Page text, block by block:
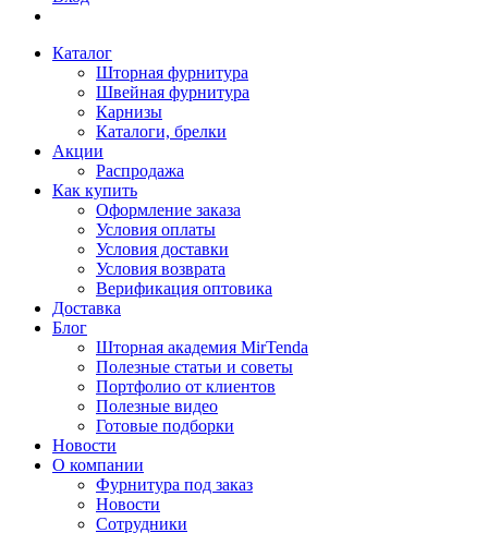
Каталог
Шторная фурнитура
Швейная фурнитура
Карнизы
Каталоги, брелки
Акции
Распродажа
Как купить
Оформление заказа
Условия оплаты
Условия доставки
Условия возврата
Верификация оптовика
Доставка
Блог
Шторная академия MirTenda
Полезные статьи и советы
Портфолио от клиентов
Полезные видео
Готовые подборки
Новости
О компании
Фурнитура под заказ
Новости
Сотрудники